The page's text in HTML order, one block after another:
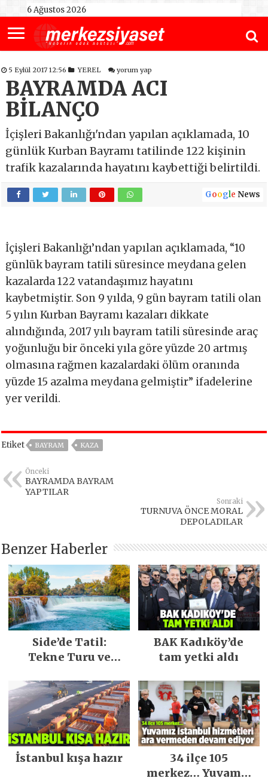
6 Ağustos 2026
5 Eylül 2017 12:56 YEREL yorum yap
BAYRAMDA ACI
BİLANÇO
İçişleri Bakanlığı'ndan yapılan açıklamada, 10
günlük Kurban Bayramı tatilinde 122 kişinin
trafik kazalarında hayatını kaybettiği belirtildi.
Google News
İçişleri Bakanlığı’ndan yapılan açıklamada, “10
günlük bayram tatili süresince meydana gelen
kazalarda 122 vatandaşımız hayatını
kaybetmiştir. Son 9 yılda, 9 gün bayram tatili olan
5 yılın Kurban Bayramı kazaları dikkate
alındığında, 2017 yılı bayram tatili süresinde araç
yoğunluğu bir önceki yıla göre yüzde 20 artmış
olmasına rağmen kazalardaki ölüm oranında
yüzde 15 azalma meydana gelmiştir” ifadelerine
yer verildi.
Etiket BAYRAM KAZA
Önceki
BAYRAMDA BAYRAM
YAPTILAR
Sonraki
TURNUVA ÖNCE MORAL
DEPOLADILAR
Benzer Haberler
Side’de Tatil:
Tekne Turu ve
BAK Kadıköy’de
tam yetki aldı
İstanbul kışa hazır
34 ilçe 105
merkez… Yuvamız